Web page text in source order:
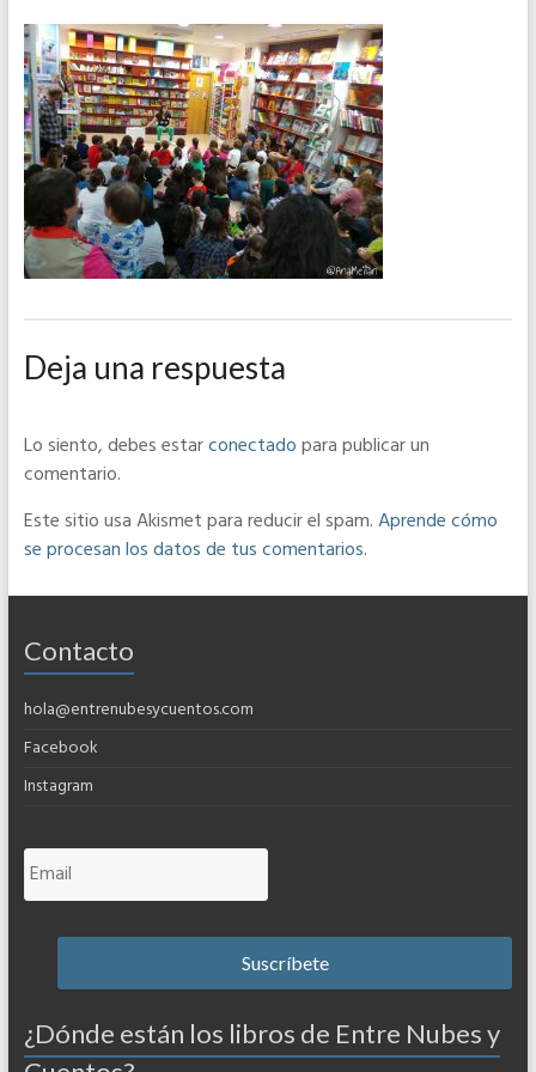
Deja una respuesta
Lo siento, debes estarconectadopara publicar un
comentario.
Este sitio usa Akismet para reducir el spam.Aprende cómo
se procesan los datos de tus comentarios.
Contacto
hola@entrenubesycuentos.com
Facebook
Instagram
¿Dónde están los libros de Entre Nubes y